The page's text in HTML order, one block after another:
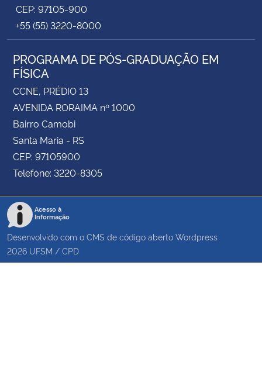
CEP: 97105-900
+55 (55) 3220-8000
PROGRAMA DE PÓS-GRADUAÇÃO EM
FÍSICA
CCNE, PRÉDIO 13
AVENIDA RORAIMA nº 1000
Bairro Camobi
Santa Maria - RS
CEP: 97105900
Telefone: 3220-8305
Acesso à
Informação
Desenvolvido com o CMS de código aberto Wordpress
2026 UFSM / CPD